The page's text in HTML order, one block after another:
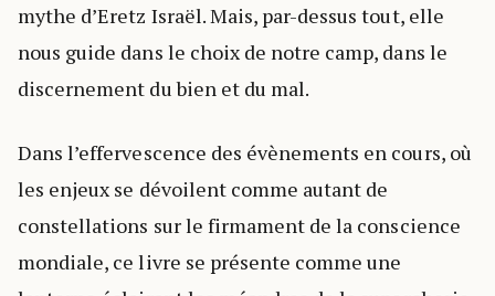
mythe d’Eretz Israël. Mais, par-dessus tout, elle
nous guide dans le choix de notre camp, dans le
discernement du bien et du mal.
Dans l’effervescence des évènements en cours, où
les enjeux se dévoilent comme autant de
constellations sur le firmament de la conscience
mondiale, ce livre se présente comme une